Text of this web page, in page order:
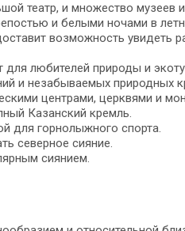
театр, и множество музеев и
и белыми ночами в
возможность увидеть
любителей природы и
и незабываемых природных
центрами, церквями и
Казанский кремль.
для горнолыжного спорта.
северное сияние.
сиянием.